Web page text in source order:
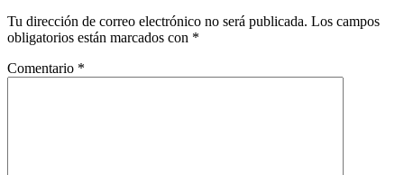
Tu dirección de correo electrónico no será publicada. Los campos
obligatorios están marcados con *
Comentario *